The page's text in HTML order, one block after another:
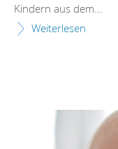
Kindern aus dem...
Weiterlesen